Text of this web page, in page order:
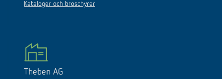
Kataloger och broschyrer
Theben AG